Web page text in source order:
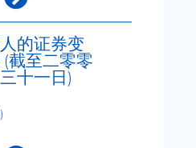
的证券变
截至二零零
十一日)